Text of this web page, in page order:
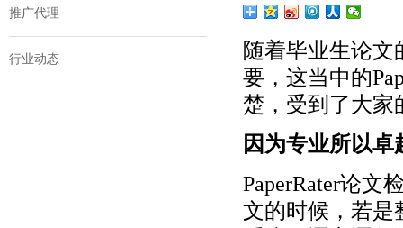
推广代理
行业动态
随着毕业生论
要，这当中的
楚，受到了大家
因为专业所以卓
PaperRater论文
文的时候，若是